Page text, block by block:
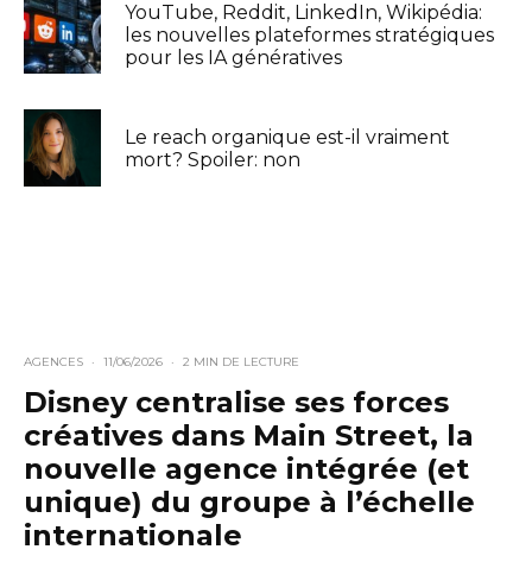
YouTube, Reddit, LinkedIn, Wikipédia:
les nouvelles plateformes stratégiques
pour les IA génératives
Le reach organique est-il vraiment
mort? Spoiler: non
AGENCES · 11/06/2026 · 2 MIN DE LECTURE
Disney centralise ses forces
créatives dans Main Street, la
nouvelle agence intégrée (et
unique) du groupe à l’échelle
internationale